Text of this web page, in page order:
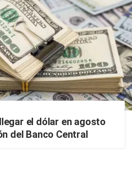
el dólar en agosto
del Banco Central